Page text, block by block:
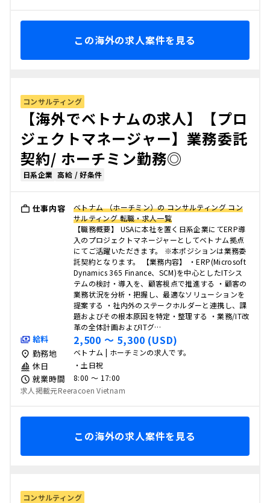
この海外の求人案件を見る
コンサルティング
【海外でベトナムの求人】【プロ
ジェクトマネージャー】業務委託
契約/ ホーチミン勤務◎
日系企業 高給 / 好条件
仕事内容
ベトナム （ホーチミン）の コンサルティング コン
サルティング 転職・求人一覧
【職務概要】 USAに本社を置く日系企業にてERP導
入のプロジェクトマネージャーとしてベトナム拠点
にてご活躍いただきます。 ※本ポジションは業務委
託契約となります。 【業務内容】 ・ERP(Microsoft
Dynamics 365 Finance、SCM)を中心としたITシス
テムの検討・導入を、顧客視点で推進する ・顧客の
業務状況を分析・把握し、最適なソリューションを
提案する ・社内外のステークホルダーと連携し、課
題およびその根本原因を特定・整理する ・業務/IT改
革の全体計画およびITグ…
給料 2,500 〜 5,300 (USD)
勤務地 ベトナム | ホーチミンの求人です。
休日 ・土日祝
就業時間
8:00 〜 17:00
求人掲載元Reeracoen Vietnam
この海外の求人案件を見る
コンサルティング